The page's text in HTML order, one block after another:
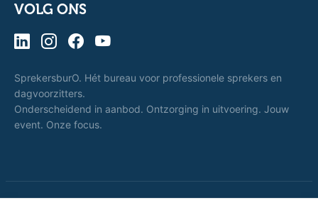
VOLG ONS
SprekersburO. Hét bureau voor professionele sprekers en
dagvoorzitters.
Onderscheidend in aanbod. Ontzorging in uitvoering. Jouw
event. Onze focus.